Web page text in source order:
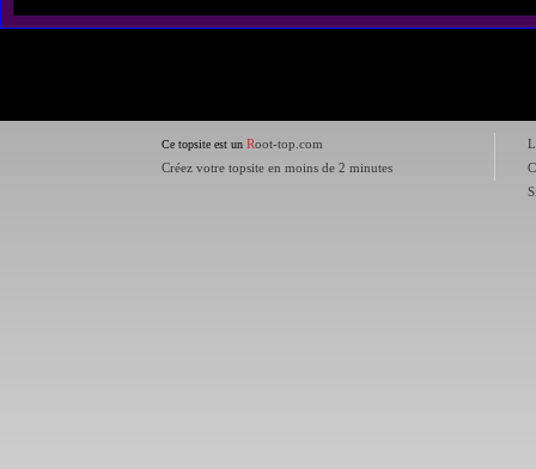
Ce topsite est un Root-top.com
Créez votre topsite en moins de 2 minutes